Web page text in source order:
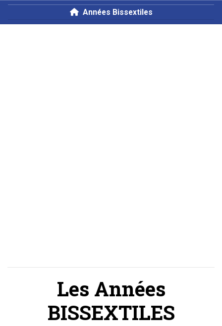
Années Bissextiles
Les Années
BISSEXTILES